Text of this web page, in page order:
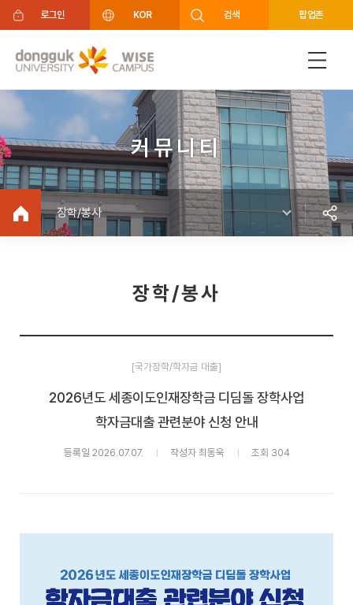
주메뉴 바로가기
푸터 바로가기
로그인 KOR 검색 팝업존
커뮤니티
장학/봉사
장학/봉사
[국가장학/학자금 대출]
2026년도 세종이도인재장학금 디딤돌 장학사업
학자금대출 관련분야 신청 안내
등록일 2026.07.07. 작성자 최동욱 조회 304